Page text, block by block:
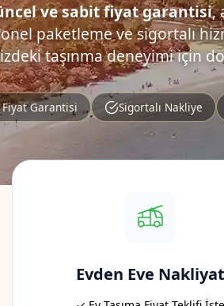
ve sabit fiyat garantisi,
paketleme ve sigortalı
taşınma deneyimi için
Fiyat Garantisi Sigortalı Nakliye
Evden Eve Nakliyat